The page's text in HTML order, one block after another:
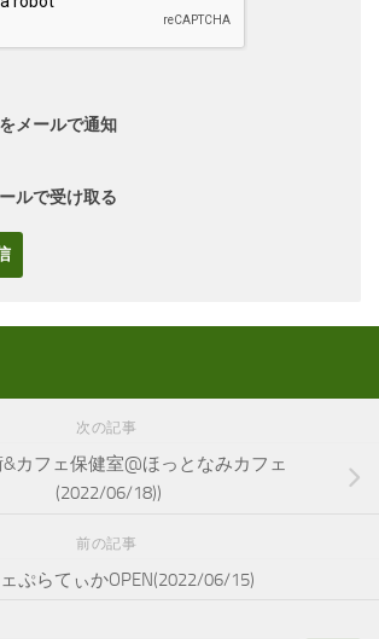
メールで通知
ルで受け取る
次の記事
カフェ保健室@ほっとなみカフェ
(2022/06/18))
前の記事
ぷらてぃかOPEN(2022/06/15)